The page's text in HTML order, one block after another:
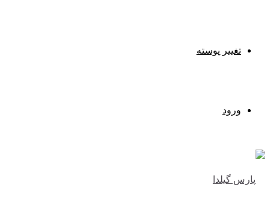
تغییر پوسته
ورود